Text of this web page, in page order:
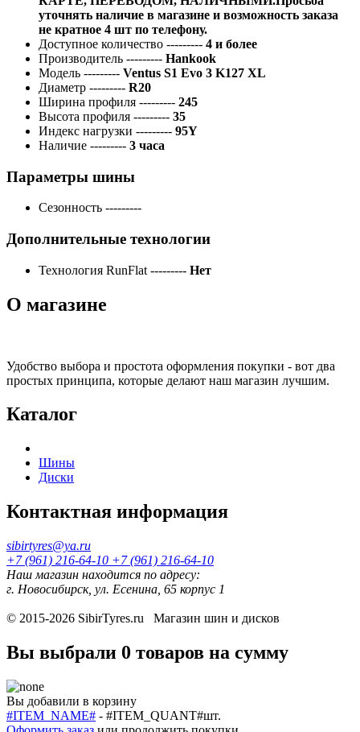
уточнять наличие в магазине и возможность заказа
не кратное 4 шт по телефону.
Доступное количество --------- 4 и более
Производитель --------- Hankook
Модель --------- Ventus S1 Evo 3 K127 XL
Диаметр --------- R20
Ширина профиля --------- 245
Высота профиля --------- 35
Индекс нагрузки --------- 95Y
Наличие --------- 3 часа
Параметры шины
Сезонность ---------
Дополнительные технологии
Технология RunFlat --------- Нет
О магазине
Удобство выбора и простота оформления покупки - вот два
простых принципа, которые делают наш магазин лучшим.
Каталог
Шины
Диски
Контактная информация
sibirtyres@ya.ru
+7 (961) 216-64-10 +7 (961) 216-64-10
Наш магазин находится по адресу:
г. Новосибирск, ул. Есенина, 65 корпус 1
© 2015-2026 SibirTyres.ru Магазин шин и дисков
Вы выбрали 0 товаров на сумму
Вы добавили в корзину
#ITEM_NAME# - #ITEM_QUANT#шт.